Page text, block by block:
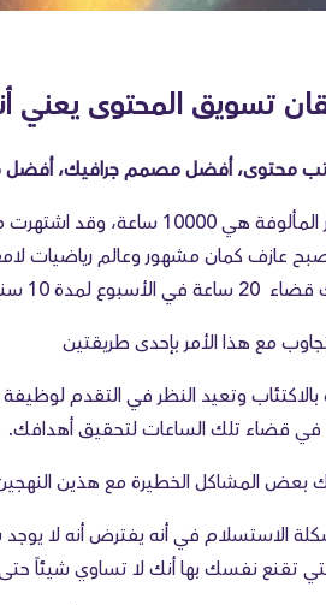
تسويق المحتوى يعني
محتوى، أفضل مصمم جرافيك، أفضل
عازف كمان مشهور وعالم رياضيات
لمدة 10 سنوات.
مع هذا الأمر بإحدى طريقتين
وتعيد النظر في التقدم
في قضاء تلك الساعات لتحقيق أهدافك.
بعض المشاكل الخطيرة مع هذين
تقنع نفسك بها أنك لا تساوي شيئاً